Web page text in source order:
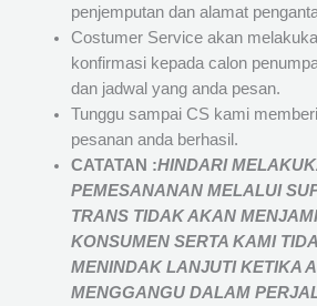
penjemputan dan alamat
Costumer Service akan
konfirmasi kepada calon
dan jadwal yang anda pesan.
Tunggu sampai CS kami
pesanan anda berhasil.
CATATAN :HINDARI
PEMESANANAN MELALUI
TRANSTIDAK AKAN
KONSUMEN SERTA KAMI
MENINDAK LANJUTI KETIKA
MENGGANGU DALAM